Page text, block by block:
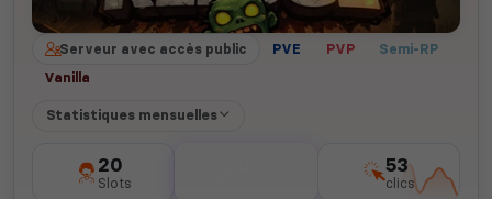
Serveur avec accès public PVE PVP
Semi-RP
Vanilla
Statistiques mensuelles
20
Slots
53
clics